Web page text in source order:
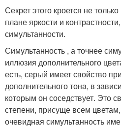
Секрет этого кроется не
плане яркости и
симультанности.
Симультанность , а точнее
иллюзия дополнительного
есть, серый имеет свойство
дополнительного тона, в
которым он соседствует. Это
степени, присуще всем
очевидная симультанность